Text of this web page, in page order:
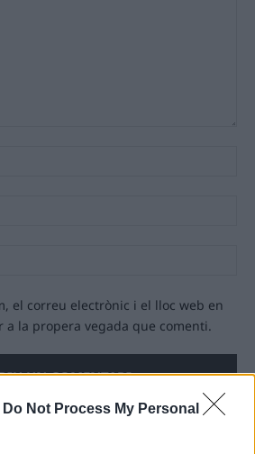
Do Not Process My Personal
el correu electrònic i el lloc web en
a la propera vegada que comenti.